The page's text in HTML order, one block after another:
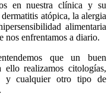
en nuestra clínica y su
atópica, la alergia
alimentaria
nos enfrentamos a diario.
que un buen
realizamos citologías,
y cualquier otro tipo de